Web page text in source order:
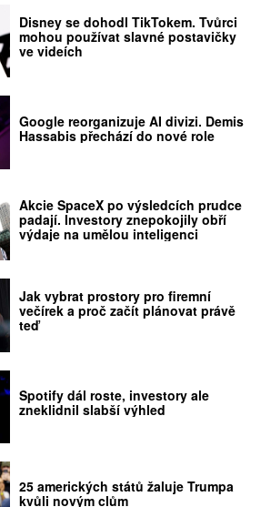
Disney se dohodl TikTokem. Tvůrci
mohou používat slavné postavičky
ve videích
Google reorganizuje AI divizi. Demis
Hassabis přechází do nové role
Akcie SpaceX po výsledcích prudce
padají. Investory znepokojily obří
výdaje na umělou inteligenci
Jak vybrat prostory pro firemní
večírek a proč začít plánovat právě
teď
Spotify dál roste, investory ale
zneklidnil slabší výhled
25 amerických států žaluje Trumpa
kvůli novým clům